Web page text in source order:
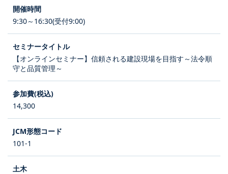
9:30～16:30(受付9:00)
【オンラインセミナー】信頼される建設現場を目指す～法令順
守と品質管理～
14,300
101-1